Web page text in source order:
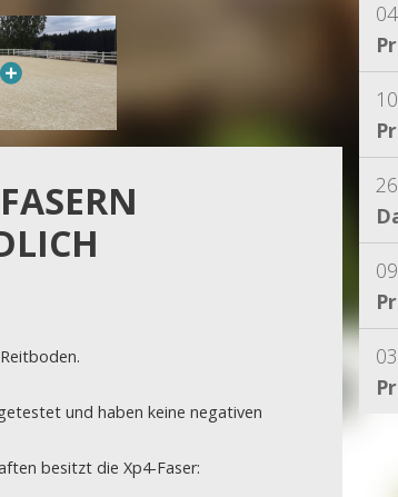
und haben keine negativen
besitzt die Xp4-Faser: